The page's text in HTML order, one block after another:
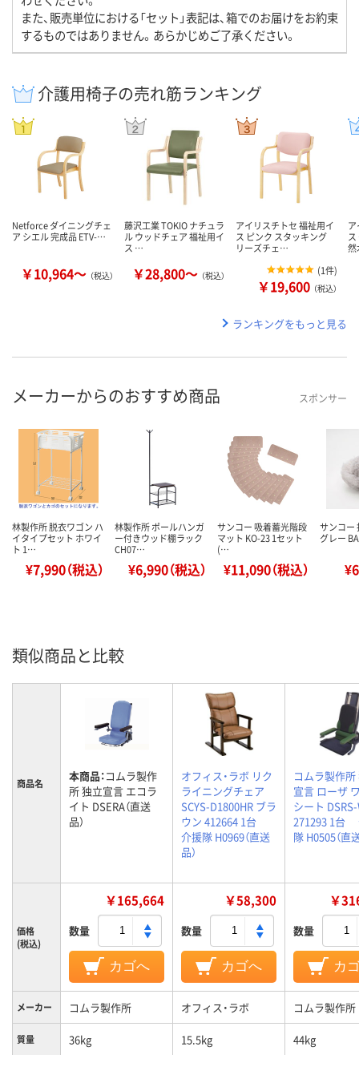
また、販売単位における「セット」表記は、箱でのお届けをお約束
するものではありません。あらかじめご了承ください。
介護用椅子の売れ筋ランキング
Netforce ダイニングチェ
ア シエル 完成品 ETV-…
￥10,964～ （税込）
藤沢工業 TOKIO ナチュラ
ル ウッドチェア 福祉用イ
ス …
￥28,800～ （税込）
アイリスチトセ 福祉用イ
ス ピンク スタッキング
リーズチェ…
(1件)
￥19,600 （税込）
ランキングをもっと見る
メーカーからのおすすめ商品 スポンサー
林製作所 脱衣ワゴン ハ
イタイプセット ホワイ
ト 1…
¥7,990（税込）
林製作所 ポールハンガ
ー付きウッド棚ラック
CH07…
¥6,990（税込）
サンコー 吸着蓄光階段
マット KO-23 1セット
(…
¥11,090（税込）
サンコー
グレー
類似商品と比較
商品名 本商品：コムラ製作
所 独立宣言 エコラ
イト DSERA（直送
品）
オフィス・ラボ リク
ライニングチェア
SCYS-D1800HR ブラ
ウン 412664 1台
介援隊 H0969（直送
品）
コムラ製作所
宣言 ローザ
シート
271293 1台
隊 H0505（直
価格
(税込)
￥165,664
数量
カゴへ
￥58,300
数量
カゴへ
￥
数量
カ
メーカー コムラ製作所 オフィス・ラボ コムラ製作所
質量 36kg 15.5kg 44kg